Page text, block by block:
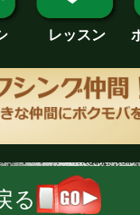
レッスン
る